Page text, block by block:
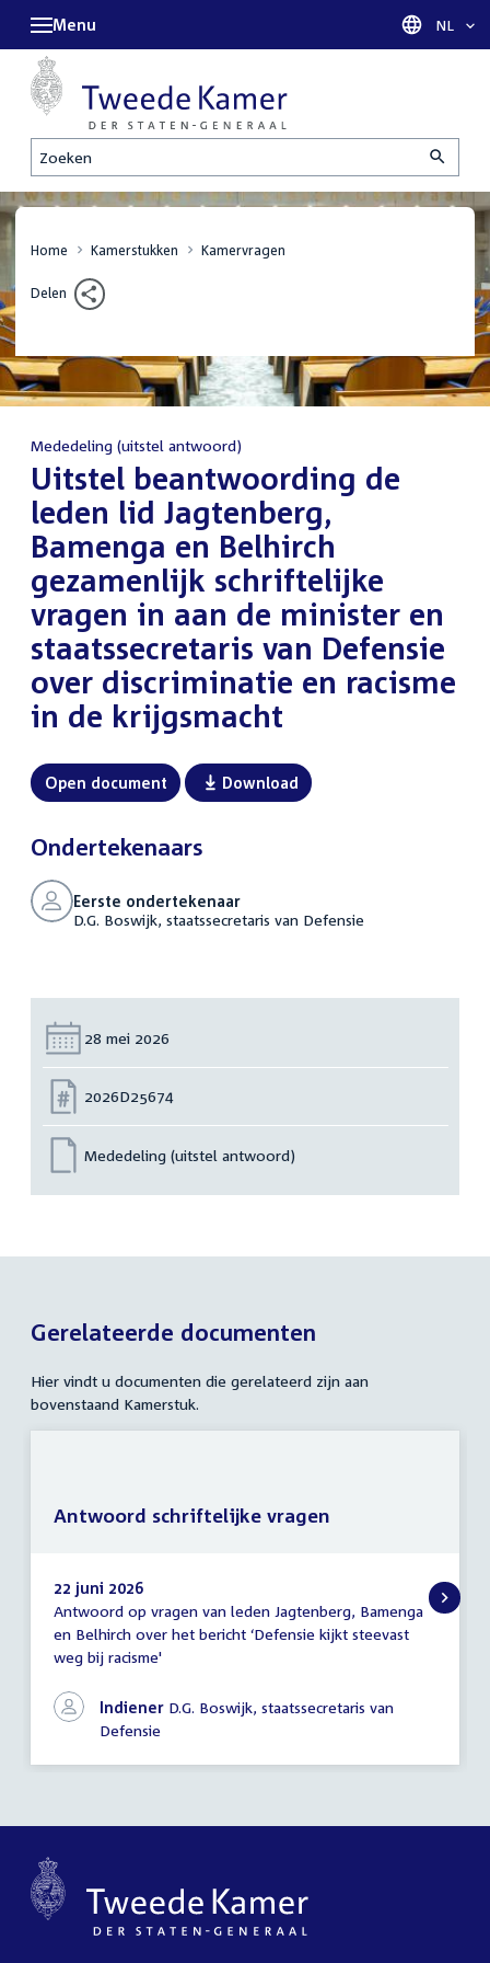
Zoeken
Menu Taal
NL
Home Kamerstukken Kamervragen
Delen
Mededeling (uitstel antwoord)
:Uitstel beantwoording de
leden lid Jagtenberg,
Bamenga en Belhirch
gezamenlijk schriftelijke
vragen in aan de minister en
staatssecretaris van Defensie
over discriminatie en racisme
in de krijgsmacht
Open document Download
Ondertekenaars
Eerste ondertekenaar
D.G. Boswijk, staatssecretaris van Defensie
Datum:
28 mei 2026
Nummer:
2026D25674
Mededeling (uitstel antwoord)
Gerelateerde documenten
Hier vindt u documenten die gerelateerd zijn aan
bovenstaand Kamerstuk.
Antwoord
schriftelijke
vragen
22 juni 2026
Antwoord op vragen van leden Jagtenberg, Bamenga
en Belhirch over het bericht ‘Defensie kijkt steevast
weg bij racisme'
Indiener D.G. Boswijk, staatssecretaris van
Defensie
Antwoord schriftelijke vragen